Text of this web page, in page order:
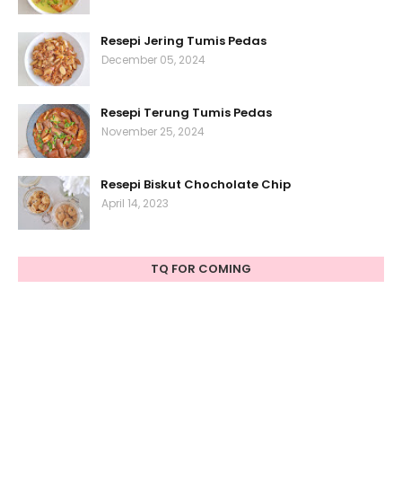
Resepi Jering Tumis Pedas
December 05, 2024
Resepi Terung Tumis Pedas
November 25, 2024
Resepi Biskut Chocholate Chip
April 14, 2023
TQ FOR COMING